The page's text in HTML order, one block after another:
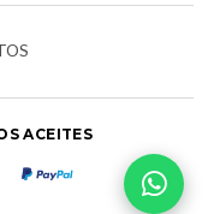
ACEITES